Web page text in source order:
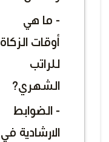
- ما هي
أوقات الزكاة
للراتب
الشهري؟
- الضوابط
الارشادية في